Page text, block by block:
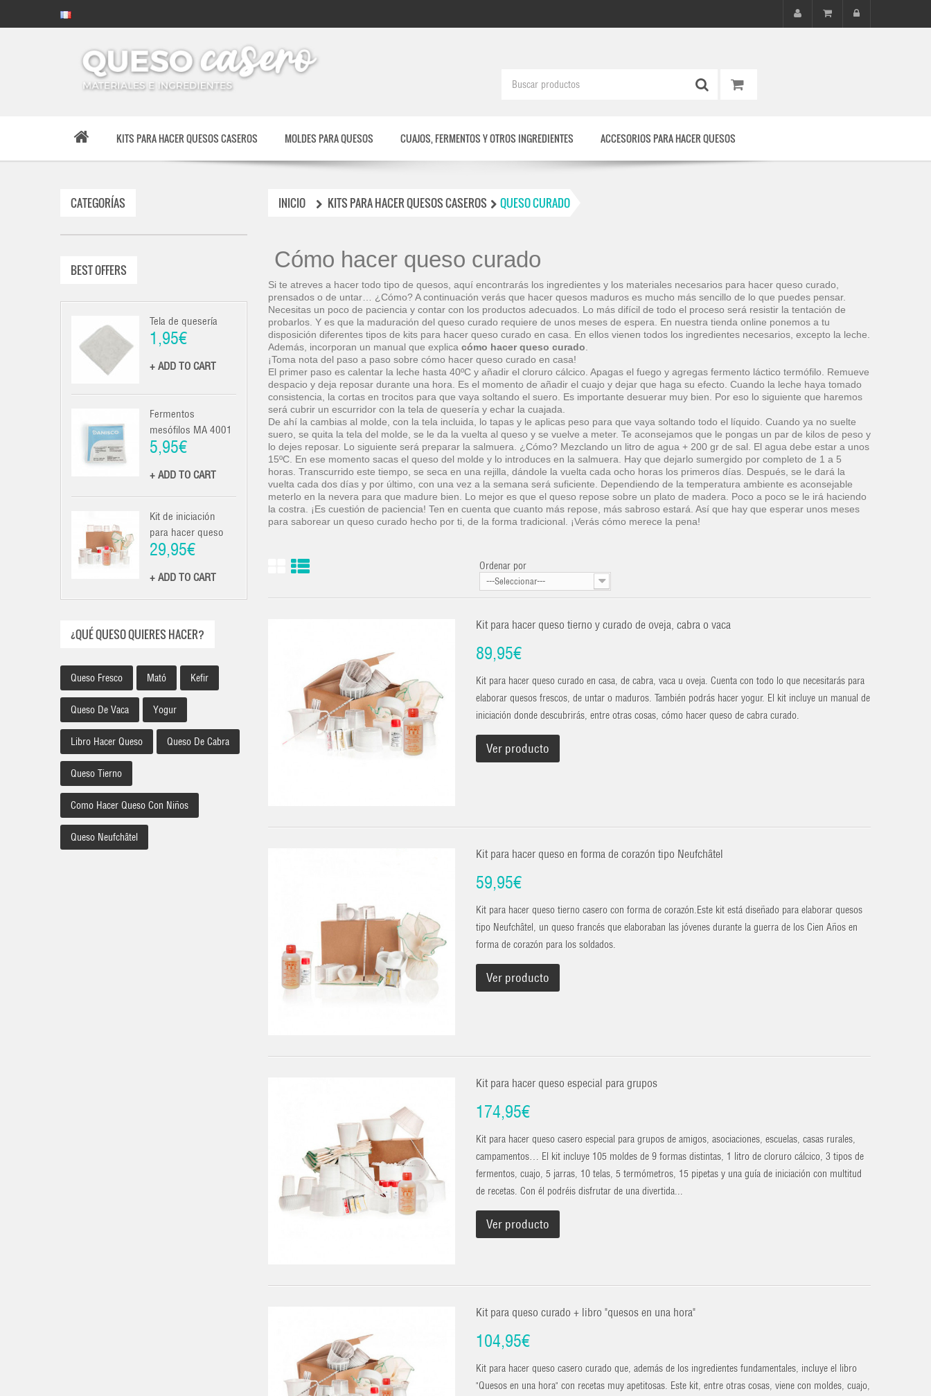
KITS PARA HACER QUESOS CASEROS MOLDES PARA QUESOS CUAJOS, FERMENTOS Y OTROS INGREDIENTES ACCESORIOS PARA HACER QUESOS
CATEGORÍAS
BEST OFFERS
Tela de quesería
1,95€
+ ADD TO CART
Fermentos
mesófilos MA 4001
5,95€
+ ADD TO CART
Kit de iniciación
para hacer queso
29,95€
+ ADD TO CART
¿QUÉ QUESO QUIERES HACER?
Queso Fresco Mató Kefir
Queso De Vaca Yogur
Libro Hacer Queso Queso De Cabra
Queso Tierno
Como Hacer Queso Con Niños
Queso Neufchâtel
INICIO KITS PARA HACER QUESOS CASEROS QUESO CURADO
Cómo hacer queso curado
Si te atreves a hacer todo tipo de quesos, aquí encontrarás los ingredientes y los materiales necesarios para hacer queso curado,
prensados o de untar… ¿Cómo? A continuación verás que hacer quesos maduros es mucho más sencillo de lo que puedes pensar.
Necesitas un poco de paciencia y contar con los productos adecuados. Lo más difícil de todo el proceso será resistir la tentación de
probarlos. Y es que la maduración del queso curado requiere de unos meses de espera. En nuestra tienda online ponemos a tu
disposición diferentes tipos de kits para hacer queso curado en casa. En ellos vienen todos los ingredientes necesarios, excepto la leche.
Además, incorporan un manual que explica cómo hacer queso curado
¡Toma nota del paso a paso sobre cómo hacer queso curado en casa!
El primer paso es calentar la leche hasta 40ºC y añadir el cloruro cálcico. Apagas el fuego y agregas fermento láctico termófilo. Remueve
despacio y deja reposar durante una hora. Es el momento de añadir el cuajo y dejar que haga su efecto. Cuando la leche haya tomado
consistencia, la cortas en trocitos para que vaya soltando el suero. Es importante desuerar muy bien. Por eso lo siguiente que haremos
será cubrir un escurridor con la tela de quesería y echar la cuajada.
De ahí la cambias al molde, con la tela incluida, lo tapas y le aplicas peso para que vaya soltando todo el líquido. Cuando ya no suelte
suero, se quita la tela del molde, se le da la vuelta al queso y se vuelve a meter. Te aconsejamos que le pongas un par de kilos de peso y
lo dejes reposar. Lo siguiente será preparar la salmuera. ¿Cómo? Mezclando un litro de agua + 200 gr de sal. El agua debe estar a unos
15ºC. En ese momento sacas el queso del molde y lo introduces en la salmuera. Hay que dejarlo sumergido por completo de 1 a 5
horas. Transcurrido este tiempo, se seca en una rejilla, dándole la vuelta cada ocho horas los primeros días. Después, se le dará la
vuelta cada dos días y por último, con una vez a la semana será suficiente. Dependiendo de la temperatura ambiente es aconsejable
meterlo en la nevera para que madure bien. Lo mejor es que el queso repose sobre un plato de madera. Poco a poco se le irá haciendo
la costra. ¡Es cuestión de paciencia! Ten en cuenta que cuanto más repose, más sabroso estará. Así que hay que esperar unos meses
para saborear un queso curado hecho por ti, de la forma tradicional. ¡Verás cómo merece la pena!
Ordenar por
---Seleccionar---
Kit para hacer queso tierno y curado de oveja, cabra o vaca
89,95€
Kit para hacer queso curado en casa, de cabra, vaca u oveja. Cuenta con todo lo que necesitarás para
elaborar quesos frescos, de untar o maduros. También podrás hacer yogur. El kit incluye un manual de
iniciación donde descubrirás, entre otras cosas, cómo hacer queso de cabra curado.
Ver producto
Kit para hacer queso en forma de corazón tipo Neufchâtel
59,95€
Kit para hacer queso tierno casero con forma de corazón.Este kit está diseñado para elaborar quesos
tipo Neufchâtel, un queso francés que elaboraban las jóvenes durante la guerra de los Cien Años en
forma de corazón para los soldados.
Ver producto
Kit para hacer queso especial para grupos
174,95€
Kit para hacer queso casero especial para grupos de amigos, asociaciones, escuelas, casas rurales,
campamentos… El kit incluye 105 moldes de 9 formas distintas, 1 litro de cloruro cálcico, 3 tipos de
fermentos, cuajo, 5 jarras, 10 telas, 5 termómetros, 15 pipetas y una guía de iniciación con multitud
de recetas. Con él podréis disfrutar de una divertida...
Ver producto
Kit para queso curado + libro "quesos en una hora"
104,95€
Kit para hacer queso casero curado que, además de los ingredientes fundamentales, incluye el libro
"Quesos en una hora" con recetas muy apetitosas. Este kit, entre otras cosas, viene con moldes, cuajo,